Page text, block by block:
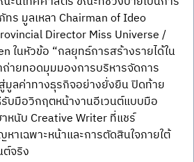
มูลเหลา Chairman of Ideo
Director Miss Universe /
ในหัวข้อ “กลยุทธ์การสร้างรายได้ใน
ถ่ายทอดมุมมองการบริหารจัดการ
มูลค่าทางธุรกิจอย่างยั่งยืน ปิดท้าย
บมือวิกฤตหน้างานอีเวนต์แบบมือ
หนับ Creative Writer ที่แชร์
เฉพาะหน้าและการตัดสินใจภายใต้
จริง